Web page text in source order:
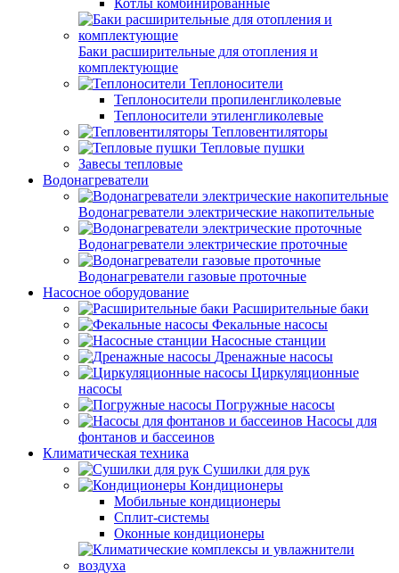
Котлы комбинированные
Баки расширительные для отопления и
комплектующие
Теплоносители
Теплоносители пропиленгликолевые
Теплоносители этиленгликолевые
Тепловентиляторы
Тепловые пушки
Завесы тепловые
Водонагреватели
Водонагреватели электрические накопительные
Водонагреватели электрические проточные
Водонагреватели газовые проточные
Насосное оборудование
Расширительные баки
Фекальные насосы
Насосные станции
Дренажные насосы
Циркуляционные
насосы
Погружные насосы
Насосы для
фонтанов и бассеинов
Климатическая техника
Сушилки для рук
Кондиционеры
Мобильные кондиционеры
Сплит-системы
Оконные кондиционеры